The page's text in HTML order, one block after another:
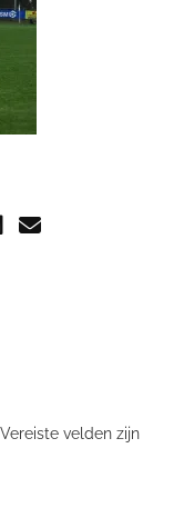
Vereiste velden zijn